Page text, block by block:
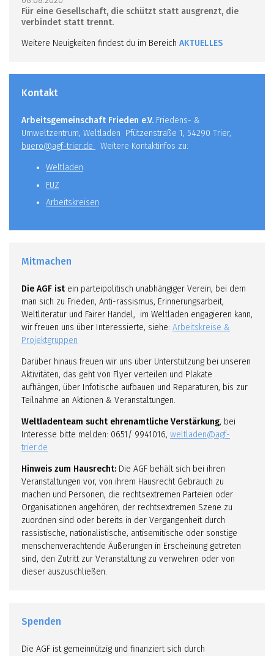
Für eine Gesellschaft, die schützt statt ausgrenzt, die
verbindet statt trennt.
Weitere Neuigkeiten findest du im Bereich AKTUELLES
Kontakt
Arbeitsgemeinschaft Frieden e.V. Friedens- &
Umweltzentrum, Weltladen Pfützenstraße 1, 54290 Trier,
buero@agf-trier.de
Weitere Kontaktinfos zu:
Weltladen
FUZ
Arbeitskreisen
Mitmachen
Die AGF ist ein parteipolitisch unabhängiger Verein, bei dem
man sich zu Frieden, Anti-rassismus, Erinnerungsarbeit,
Weltliteratur und Fairer Handel, im Weltladen engagieren kann,
wir freuen uns über Interessierte, siehe: Arbeitskreise &
Projektgruppen
Darüber hinaus freuen wir uns über Unterstützung bei unseren
Aktivitäten, das geht von Flyer verteilen und Plakate
aufhängen, über Infotische aufbauen und Reparaturen, bis zur
Teilnahme an Aktionen & Veranstaltungen.
Weltladenteam sucht ehrenamtliche Verstärkung, bei
Interesse bitte melden: 0651/ 9941016, weltladen@agf-
trier.de
Hinweis zum Hausrecht: Die AGF behält sich bei ihren
Veranstaltungen vor, von ihrem Hausrecht Gebrauch zu
machen und Personen, die rechtsextremen Parteien oder
Organisationen angehören, der rechtsextremen Szene zu
zuordnen sind oder bereits in der Vergangenheit durch
rassistische, nationalistische, antisemitische oder sonstige
menschenverachtende Äußerungen in Erscheinung getreten
sind, den Zutritt zur Veranstaltung zu verwehren oder von
dieser auszuschließen.
Spenden
Die AGF ist gemeinnützig und finanziert sich durch